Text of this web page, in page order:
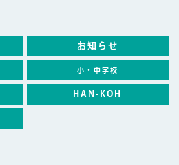
お知らせ
小・中学校
HAN-KOH